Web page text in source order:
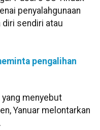
penyalahgunaan
sendiri atau
pengalihan
menyebut
Yanuar melontarkan